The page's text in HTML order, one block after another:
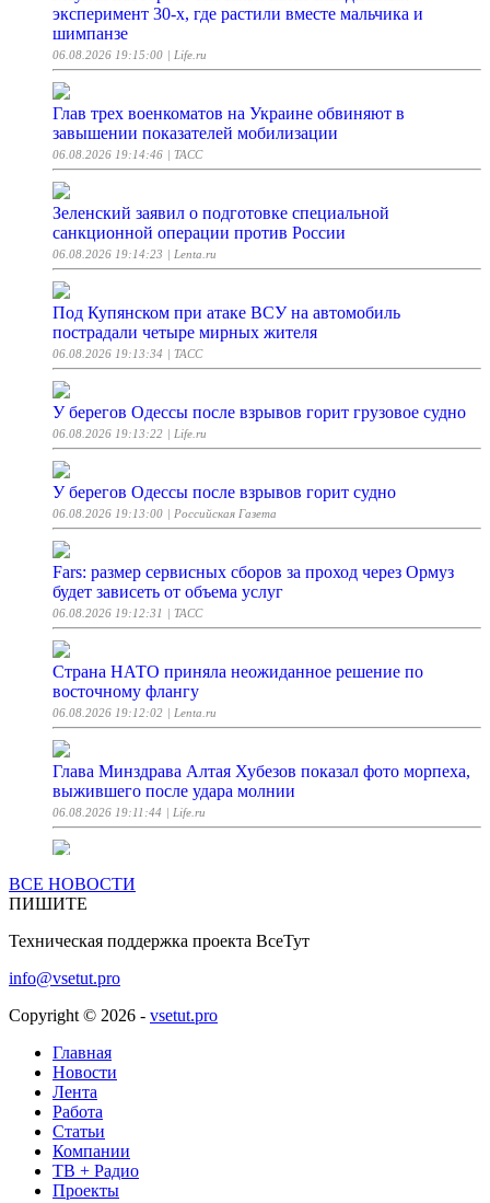
эксперимент 30-х, где растили вместе мальчика и
шимпанзе
06.08.2026 19:15:00 | Life.ru
Глав трех военкоматов на Украине обвиняют в
завышении показателей мобилизации
06.08.2026 19:14:46 | ТАСС
Зеленский заявил о подготовке специальной
санкционной операции против России
06.08.2026 19:14:23 | Lenta.ru
Под Купянском при атаке ВСУ на автомобиль
пострадали четыре мирных жителя
06.08.2026 19:13:34 | ТАСС
У берегов Одессы после взрывов горит грузовое судно
06.08.2026 19:13:22 | Life.ru
У берегов Одессы после взрывов горит судно
06.08.2026 19:13:00 | Российская Газета
Fars: размер сервисных сборов за проход через Ормуз
будет зависеть от объема услуг
06.08.2026 19:12:31 | ТАСС
Страна НАТО приняла неожиданное решение по
восточному флангу
06.08.2026 19:12:02 | Lenta.ru
Глава Минздрава Алтая Хубезов показал фото морпеха,
выжившего после удара молнии
06.08.2026 19:11:44 | Life.ru
06.08.2026 19:11:39
Робот в башкирском народном костюме станцевал под
музыку курая в Уфе
06.08.2026 19:11:16
Дептранс допустил возможность проката самокатов в
Москве зимой
06.08.2026 19:11:07
Путин объявил «АвтоВАЗу» благодарность
06.08.2026 19:07:27
ВСЕ НОВОСТИ
ПИШИТЕ
Техническая поддержка проекта ВсеТут
info@vsetut.pro
Copyright © 2026 - vsetut.pro
Главная
Новости
Лента
Работа
Статьи
Компании
ТВ + Радио
Проекты